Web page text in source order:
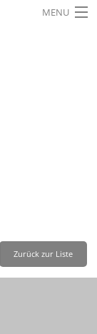
MENU
Leichte Sprache
Zurück zur Liste